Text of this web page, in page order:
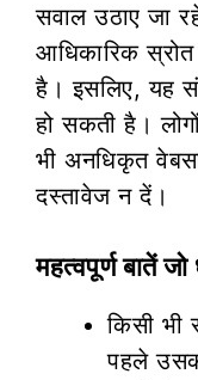
सवाल उठाए जा
आधिकारिक स्रोत
है। इसलिए, यह
हो सकती है।
भी अनधिकृत
दस्तावेज न दें।
महत्वपूर्ण बातें
किसी भी
पहले